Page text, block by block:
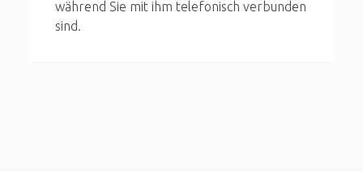
während Sie mit ihm telefonisch verbunden
sind.